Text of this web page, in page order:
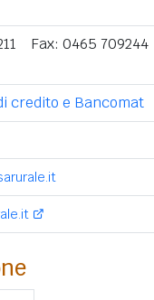
Fax: 0465 709244
credito e Bancomat